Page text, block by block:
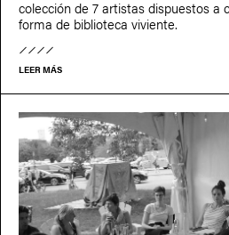
colección de 7 artistas dispuestos a
forma de biblioteca viviente.
LEER MÁS